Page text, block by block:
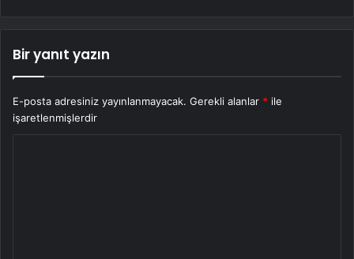
Bir yanıt yazın
E-posta adresiniz yayınlanmayacak. Gerekli alanlar * ile
işaretlenmişlerdir